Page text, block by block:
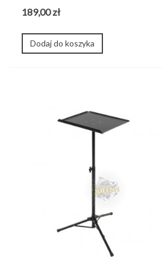
189,00 zł
Dodaj do koszyka